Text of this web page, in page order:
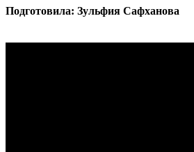
Подготовила: Зульфия Сафханова